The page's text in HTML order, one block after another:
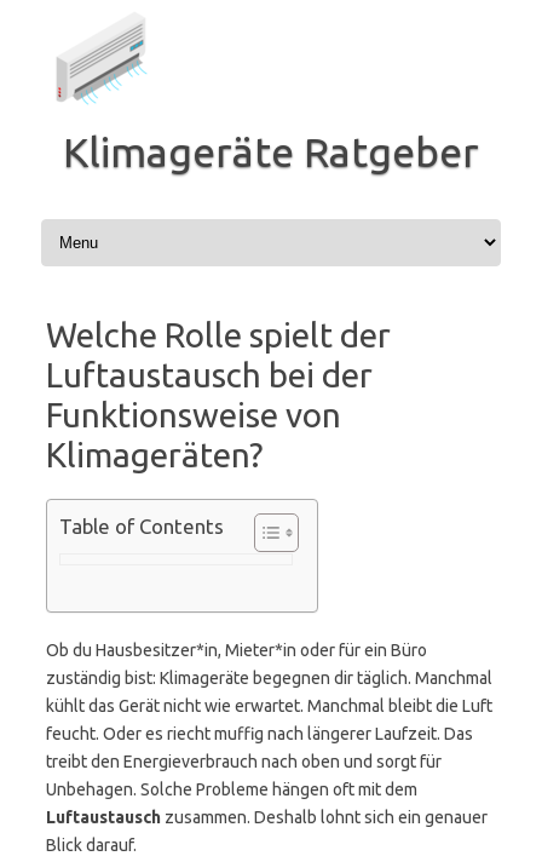
Klimageräte Ratgeber
Welche Rolle spielt der
Luftaustausch bei der
Funktionsweise von
Klimageräten?
Table of Contents
Ob du Hausbesitzer*in, Mieter*in oder für ein Büro
zuständig bist: Klimageräte begegnen dir täglich. Manchmal
kühlt das Gerät nicht wie erwartet. Manchmal bleibt die Luft
feucht. Oder es riecht muffig nach längerer Laufzeit. Das
treibt den Energieverbrauch nach oben und sorgt für
Unbehagen. Solche Probleme hängen oft mit dem
Luftaustausch zusammen. Deshalb lohnt sich ein genauer
Blick darauf.